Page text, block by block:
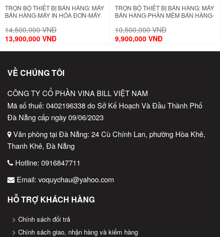
TRỌN BỘ THIẾT BỊ BÁN HÀNG: MÁY
BÁN HÀNG-MÁY IN HÓA ĐƠN-MÁY
HÀNG-NGĂN KÉO ĐỰNG TIỀN-GIẤY
IN HÓA ĐƠN Copy
14,500,000 VNĐ
13,900,000 VNĐ
TRỌN BỘ THIẾT BỊ BÁN HÀNG: MÁY
BÁN HÀNG-PHẦN MỀM BÁN HÀNG-
ĐỰNG TIỀN-GIẤY IN HÓA ĐƠN
10,500,000 VNĐ
9,900,000 VNĐ
VỀ CHÚNG TÔI
CÔNG TY CỔ PHẦN VINA BILL VIỆT NAM
Mã số thuế: 0402196338 do Sở Kế Hoạch Và Đầu Thành Phố
Đà Nẵng cấp ngày 09/06/2023
Văn phòng tại Đà Nẵng: 24 Cù Chính Lan, phường Hòa Khê,
Thanh Khê, Đà Nẵng
Hotline: 0916847711
Email: voquychau@yahoo.com
HỖ TRỢ KHÁCH HÀNG
Chính sách đổi trả
Chính sách giao, nhận hàng và kiểm hàng